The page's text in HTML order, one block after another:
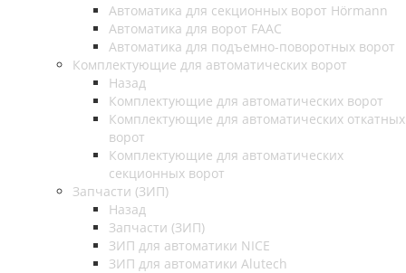
Автоматика для секционных ворот Hörmann
Автоматика для ворот FAAC
Автоматика для подъемно-поворотных ворот
Комплектующие для автоматических ворот
Назад
Комплектующие для автоматических ворот
Комплектующие для автоматических откатных
ворот
Комплектующие для автоматических
секционных ворот
Запчасти (ЗИП)
Назад
Запчасти (ЗИП)
ЗИП для автоматики NICE
ЗИП для автоматики Alutech